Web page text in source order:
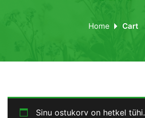
Home Cart
Sinu ostukorv on hetkel tühi.